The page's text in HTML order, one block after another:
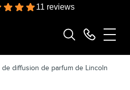
11 reviews
diffusion de parfum de Lincoln